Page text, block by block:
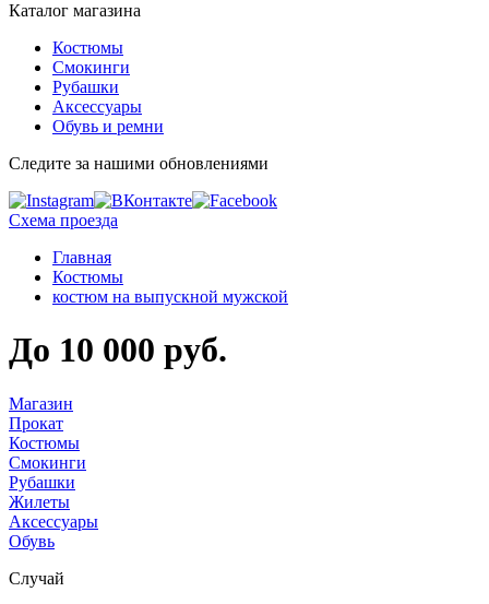
Каталог магазина
Костюмы
Смокинги
Рубашки
Аксессуары
Обувь и ремни
Следите за нашими обновлениями
Схема проезда
Главная
Костюмы
костюм на выпускной мужской
До 10 000 руб.
Магазин
Прокат
Костюмы
Смокинги
Рубашки
Жилеты
Аксессуары
Обувь
Случай